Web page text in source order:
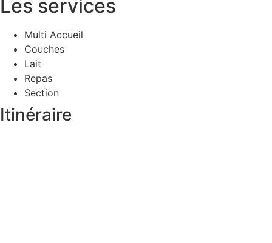
Les services
Multi Accueil
Couches
Lait
Repas
Section
Itinéraire